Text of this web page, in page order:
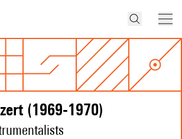
(1969-1970)